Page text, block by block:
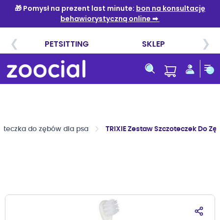
do
treści
do zębów dla psa TRIXIE Zestaw Szczoteczek Do
Przejdź